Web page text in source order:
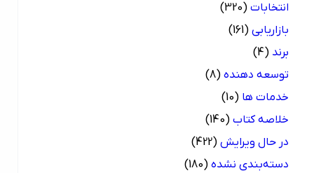
انتخابات (320)
بازاریابی (161)
(4)
توسعه دهنده (8)
خدمات ها (10)
خلاصه کتاب (140)
در حال ویرایش (422)
دسته‌بندی نشده (180)